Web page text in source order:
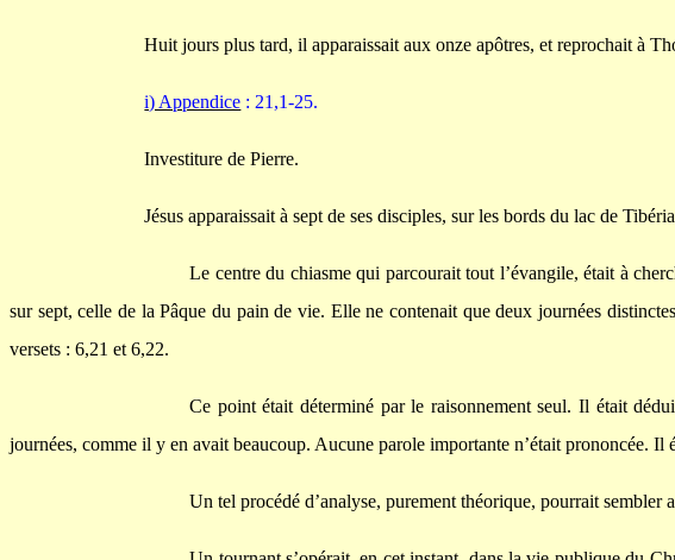
Huit jours plus tard, il apparaissait aux onze apôtres, et reprochait à
i) Appendice : 21,1-25.
Investiture de Pierre.
Jésus apparaissait à sept de ses disciples, sur les bords du lac de
Le centre du chiasme qui parcourait tout l’évangile, était à
sur sept, celle de la Pâque du pain de vie. Elle ne contenait que deux journées
versets : 6,21 et 6,22.
Ce point était déterminé par le raisonnement seul. Il était
journées, comme il y en avait beaucoup. Aucune parole importante n’était prononcée.
Un tel procédé d’analyse, purement théorique, pourrait